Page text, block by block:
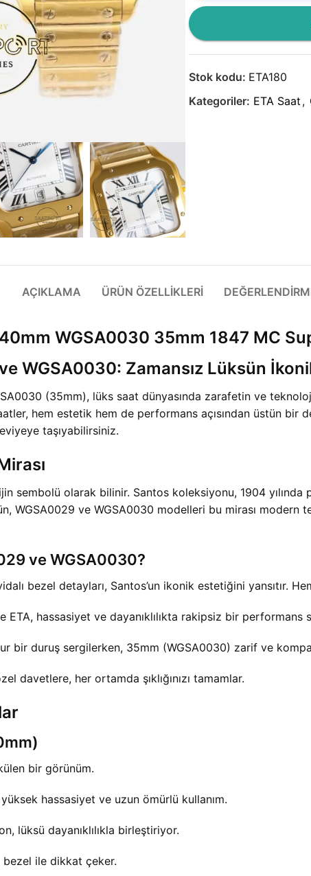
Stok kodu: ETA180
Kategoriler: ETA Saat ,
AÇIKLAMA ÜRÜN ÖZELLIKLERI
WGSA0030 35mm 1847 MC
WGSA0030: Zamansız Lüksün
(35mm), lüks saat dünyasında zarafetin ve
hem estetik hem de performans açısından üstün
taşıyabilirsiniz.
sembolü olarak bilinir. Santos koleksiyonu, 1904
WGSA0029 ve WGSA0030 modelleri bu mirası modern
ve WGSA0030?
bezel detayları, Santos’un ikonik estetiğini yansıtır.
ETA, hassasiyet ve dayanıklılıkta rakipsiz bir performans
bir duruş sergilerken, 35mm (WGSA0030) zarif ve
davetlere, her ortamda şıklığınızı tamamlar.
bir görünüm.
hassasiyet ve uzun ömürlü kullanım.
lüksü dayanıklılıkla birleştiriyor.
bezel ile dikkat çeker.